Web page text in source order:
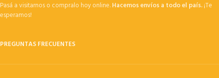
Pasá a visitarnos o compralo hoy online.Hacemos envíos a todo el país.¡Te
esperamos!
PREGUNTAS FRECUENTES